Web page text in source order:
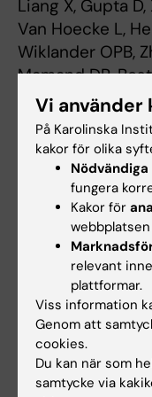
Liang X, Gupta
Van Hoecke L,
Wiklander OPB,
Mamand DR,
Estupiñán HY,
Hou VWQ,
Uy AG, Zong Y,
Carter D, Vader
A, Wood MJA,
Andaloussi S
Nat Commun
Tags
ATMP
Uppdaterad av:
Christina Sundqvist
Vi använder
På Karolinska
kakor för olika
Nödvändiga
fungera
Kakor för
relevant
plattformar.
Viss information
Genom att
cookies.
Du kan när som
samtycke via